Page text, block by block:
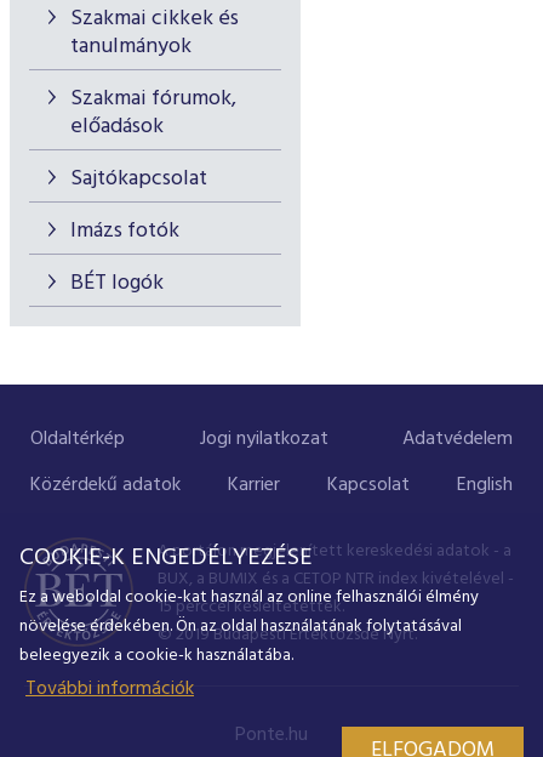
Szakmai cikkek és
tanulmányok
Szakmai fórumok,
előadások
Sajtókapcsolat
Imázs fotók
BÉT logók
Oldaltérkép Jogi nyilatkozat
Adatvédelem
Közérdekű adatok
Karrier Kapcsolat English
A portálon megjelenített kereskedési adatok - a
BUX, a BUMIX és a CETOP NTR index kivételével -
15 perccel késleltetettek.
© 2019 Budapesti Értéktőzsde Nyrt.
Ponte.hu
COOKIE-K ENGEDÉLYEZÉSE
Ez a weboldal cookie-kat használ az online felhasználói élmény
növelése érdekében. Ön az oldal használatának folytatásával
beleegyezik a cookie-k használatába.
További információk
ELFOGADOM